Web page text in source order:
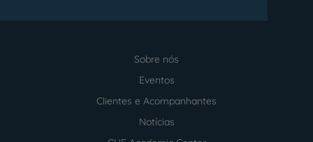
Sobre nós
Eventos
Clientes e Acompanhantes
Notícias